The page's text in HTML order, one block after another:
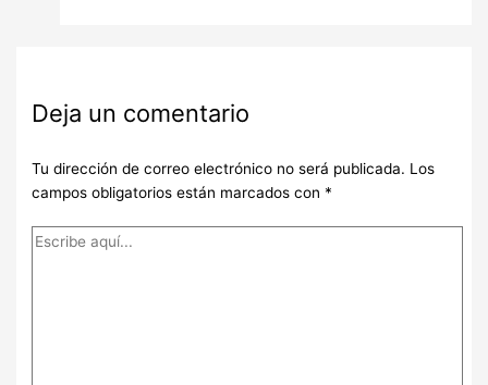
Deja un comentario
Tu dirección de correo electrónico no será publicada. Los
campos obligatorios están marcados con *
Escribe